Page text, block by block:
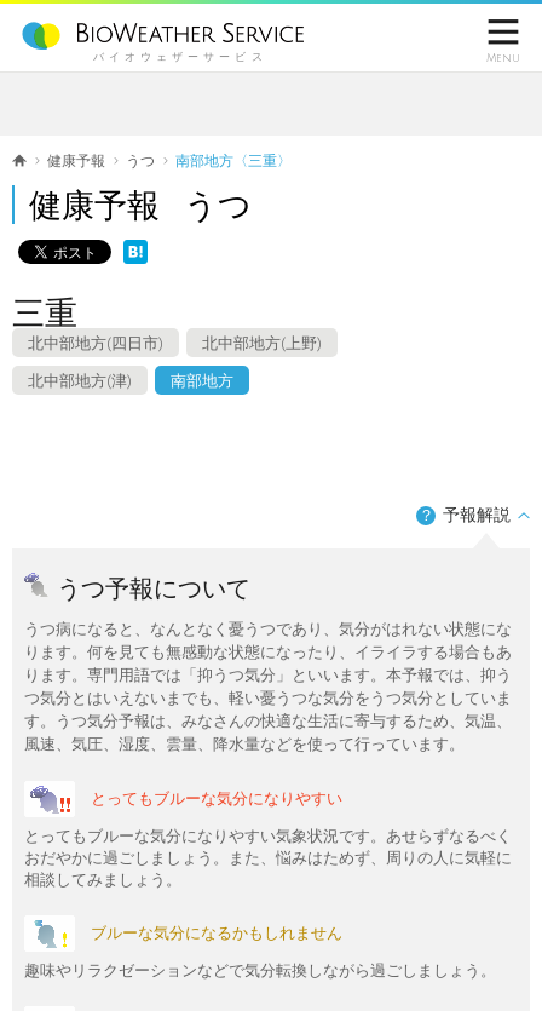
バイオウェザーサービス

Menu
健康予報 うつ 南部地方〈三重〉
健康予報 うつ
三重
北中部地方(四日市) 北中部地方(上野)
北中部地方(津) 南部地方
？ 予報解説
うつ予報について
うつ病になると、なんとなく憂うつであり、気分がはれない状態にな
ります。何を見ても無感動な状態になったり、イライラする場合もあ
ります。専門用語では「抑うつ気分」といいます。本予報では、抑う
つ気分とはいえないまでも、軽い憂うつな気分をうつ気分としていま
す。うつ気分予報は、みなさんの快適な生活に寄与するため、気温、
風速、気圧、湿度、雲量、降水量などを使って行っています。
とってもブルーな気分になりやすい
とってもブルーな気分になりやすい気象状況です。あせらずなるべく
おだやかに過ごしましょう。また、悩みはためず、周りの人に気軽に
相談してみましょう。
ブルーな気分になるかもしれません
趣味やリラクゼーションなどで気分転換しながら過ごしましょう。